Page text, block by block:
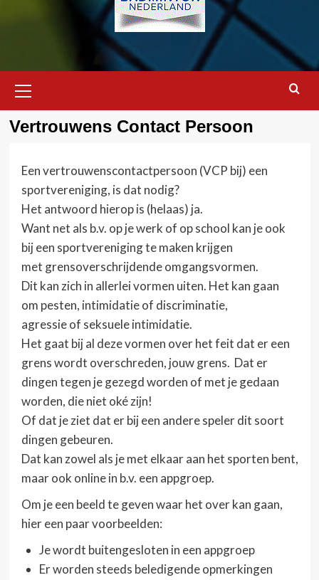
menu
Vertrouwens Contact Persoon
Een vertrouwenscontactpersoon (VCP bij) een
sportvereniging, is dat nodig?
Het antwoord hierop is (helaas) ja.
Want net als b.v. op je werk of op school kan je ook
bij een sportvereniging te maken krijgen
met grensoverschrijdende omgangsvormen.
Dit kan zich in allerlei vormen uiten. Het kan gaan
om pesten, intimidatie of discriminatie,
agressie of seksuele intimidatie.
Het gaat bij al deze vormen over het feit dat er een
grens wordt overschreden, jouw grens. Dat er
dingen tegen je gezegd worden of met je gedaan
worden, die niet oké zijn!
Of dat je ziet dat er bij een andere speler dit soort
dingen gebeuren.
Dat kan zowel als je met elkaar aan het sporten bent,
maar ook online in b.v. een appgroep.
Om je een beeld te geven waar het over kan gaan,
hier een paar voorbeelden:
Je wordt buitengesloten in een appgroep
Er worden steeds beledigende opmerkingen